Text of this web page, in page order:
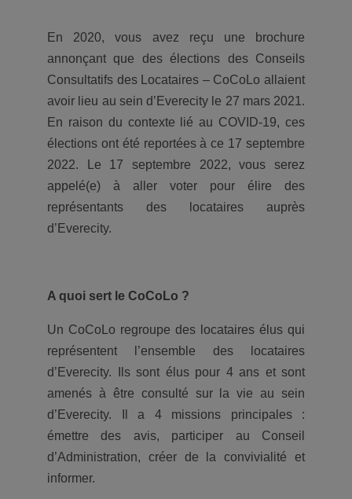
En 2020, vous avez reçu une brochure
annonçant que des élections des Conseils
Consultatifs des Locataires – CoCoLo allaient
avoir lieu au sein d’Everecity le 27 mars 2021.
En raison du contexte lié au COVID-19, ces
élections ont été reportées à ce 17 septembre
2022. Le 17 septembre 2022, vous serez
appelé(e) à aller voter pour élire des
représentants des locataires auprès
d’Everecity.
A quoi sert le CoCoLo ?
Un CoCoLo regroupe des locataires élus qui
représentent l’ensemble des locataires
d’Everecity. Ils sont élus pour 4 ans et sont
amenés à être consulté sur la vie au sein
d’Everecity. Il a 4 missions principales :
émettre des avis, participer au Conseil
d’Administration, créer de la convivialité et
informer.